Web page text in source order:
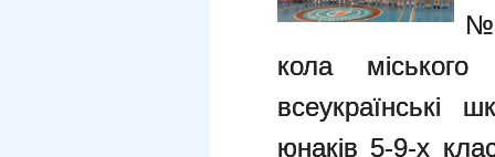
№
кола міського
всеукраїнські
юнаків 5-9-х